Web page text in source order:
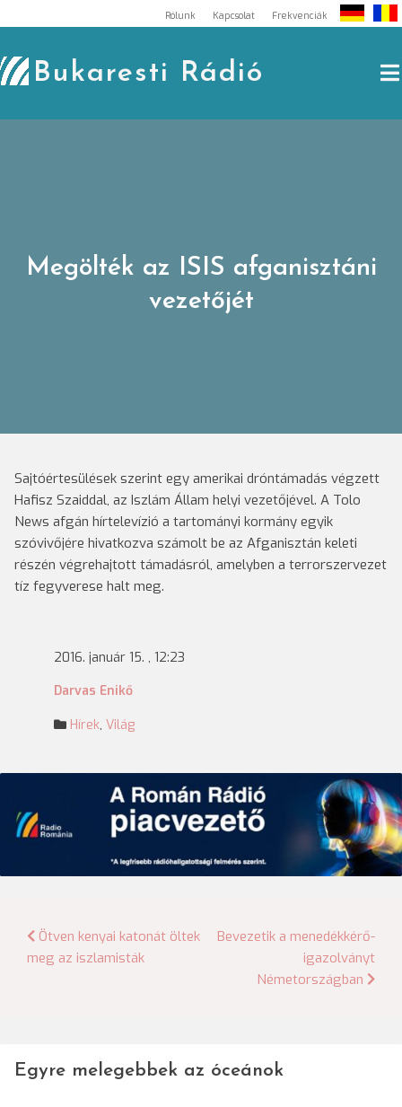
to
content
Rólunk Kapcsolat Frekvenciák
Bukaresti Rádió
Megölték az ISIS afganisztáni
vezetőjét
Sajtóértesülések szerint egy amerikai dróntámadás végzett
Hafisz Szaiddal, az Iszlám Állam helyi vezetőjével. A Tolo
News afgán hírtelevízió a tartományi kormány egyik
szóvivőjére hivatkozva számolt be az Afganisztán keleti
részén végrehajtott támadásról, amelyben a terrorszervezet
tíz fegyverese halt meg.
2016. január 15. , 12:23
Darvas Enikő
Hírek, Világ
Bejegyzés
navigáció
Ötven kenyai katonát öltek
meg az iszlamisták
Bevezetik a menedékkérő-
igazolványt
Németországban
Egyre melegebbek az óceánok